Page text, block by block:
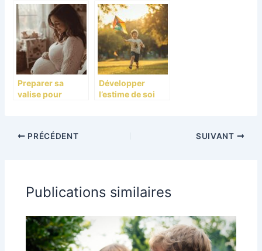
premier
accouchement et
retrouver son
bien-etre
physique
Preparer sa
valise pour
grossesse (36
Développer
l’estime de soi
PRÉCÉDENT SUIVANT
Publications similaires